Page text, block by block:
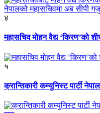
४
महासचिव मोहन वैद्य ‘किरण’को
५
क्रान्तिकारी कम्युनिस्ट पार्टी